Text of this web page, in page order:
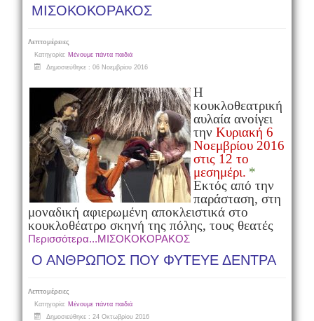
ΜΙΣΟΚΟΚΟΡΑΚΟΣ
Λεπτομέρειες
Κατηγορία: Μένουμε πάντα παιδιά
Δημοσιεύθηκε : 06 Νοεμβρίου 2016
Η
κουκλοθεατρική
αυλαία ανοίγει
την Κυριακή 6
Νοεμβρίου 2016
στις 12 το
μεσημέρι. *
Εκτός από την
παράσταση, στη
μοναδική αφιερωμένη αποκλειστικά στο
κουκλοθέατρο σκηνή της πόλης, τους θεατές
Περισσότερα...ΜΙΣΟΚΟΚΟΡΑΚΟΣ
Ο ΑΝΘΡΩΠΟΣ ΠΟΥ ΦΥΤΕΥΕ ΔΕΝΤΡΑ
Λεπτομέρειες
Κατηγορία: Μένουμε πάντα παιδιά
Δημοσιεύθηκε : 24 Οκτωβρίου 2016